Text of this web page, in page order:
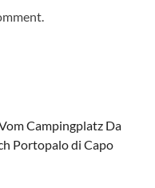
Campingplatz Da
Portopalo di Capo